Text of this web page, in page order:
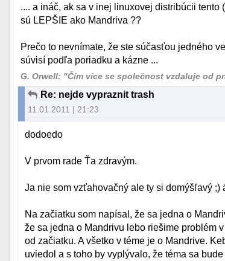
.... a ináč, ak sa v inej linuxovej distribúcii
sú LEPŠIE ako Mandriva ??
Prečo to nevnímate, že ste súčasťou jedného
súvisí podľa poriadku a kázne ...
G. Orwell: "Čím více se společnost vzdaluje od
Re: nejde vypraznit trash
11.01.2011 | 21:23
dodoedo
V prvom rade Ťa zdravým.
Ja nie som vzťahovačný ale ty si domýšľavý
Na začiatku som napísal, že sa jedna o
že sa jedna o Mandrivu lebo riešime problém
od začiatku. A všetko v téme je o Mandrive.
uviedol a s toho by vyplývalo, že téma sa